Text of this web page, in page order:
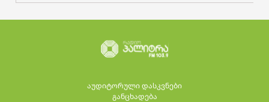
აუდიტორული დასკვნები
განცხადება